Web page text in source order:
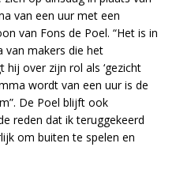
van een uur met een
van Fons de Poel. “Het is in
van makers die het
hij over zijn rol als ‘gezicht
wordt van een uur is de
De Poel blijft ook
reden dat ik teruggekeerd
om buiten te spelen en